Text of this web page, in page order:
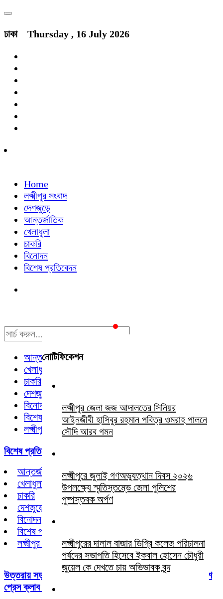
ঢাকা Thursday , 16 July 2026
Home
লক্ষ্মীপুর সংবাদ
দেশজুড়ে
আন্তর্জাতিক
খেলাধুলা
চাকরি
বিনোদন
বিশেষ প্রতিবেদন
নোটিফিকেশন
লক্ষ্মীপুর জেলা জজ আদালতের সিনিয়র
আইনজীবী হাসিবুর রহমান পবিত্র ওমরাহ পালনে
সৌদি আরব গমন
লক্ষ্মীপুরে জুলাই গণঅভ্যুত্থান দিবস ২০২৬
উপলক্ষ্যে স্মৃতিস্তম্ভে জেলা পুলিশের
পুষ্পস্তবক অর্পণ
লক্ষ্মীপুরের দালাল বাজার ডিগ্রি কলেজ পরিচালনা
পর্ষদের সভাপতি হিসেবে ইকবাল হোসেন চৌধুরী
জুয়েল কে দেখতে চায় অভিভাবক বৃন্দ
আন্তর্জাতিক
খেলাধুলা
চাকরি
দেশজুড়ে
বিনোদন
বিশেষ প্রতিবেদন
লক্ষ্মীপুর সংবাদ
বিশেষ প্রতিবেদন
আন্তর্জাতিক
খেলাধুলা
চাকরি
দেশজুড়ে
বিনোদন
বিশেষ প্রতিবেদন
লক্ষ্মীপুর সংবাদ
উত্তরায় সড়ক দুর্ঘটনায় দুই সাংবাদিকের মর্মান্তিক মৃত্যুতে বাংলাদেশ
প্রেস ক্লাব লক্ষীপুর জেলা শাখার শোক: